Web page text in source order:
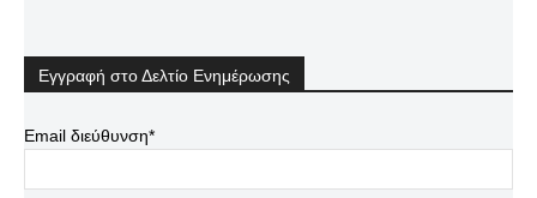
Εγγραφή στο Δελτίο Ενημέρωσης
Email διεύθυνση*